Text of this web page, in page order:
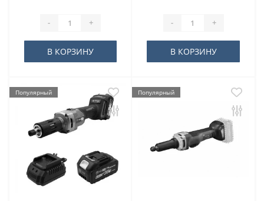
- +
В КОРЗИНУ
- +
В КОРЗИНУ
Популярный Популярный